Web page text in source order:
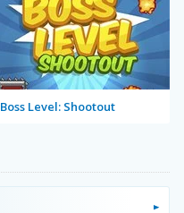
Boss Level: Shootout